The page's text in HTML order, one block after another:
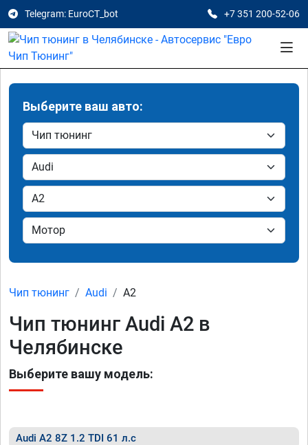
Telegram: EuroCT_bot +7 351 200-52-06
Выберите ваш авто:
Чип тюнинг Audi A2
Чип тюнинг Audi A2 в
Челябинске
Выберите вашу модель:
Audi A2 8Z 1.2 TDI 61 л.с